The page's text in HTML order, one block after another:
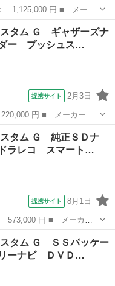
■ グレード名： Ｌ ス
ックカメラ 衝突被害軽
タム Ｇ ギャザーズナ
ー プッシュス…
提携サイト 2月3日
タム ■ グレード名：
プッシュスタート スマ
タム Ｇ 純正ＳＤナ
ラレコ スマート…
提携サイト 8月1日
タム ■ グレード名：
スマートキー ＨＩＤ
タム Ｇ ＳＳパッケー
ーナビ ＤＶＤ…